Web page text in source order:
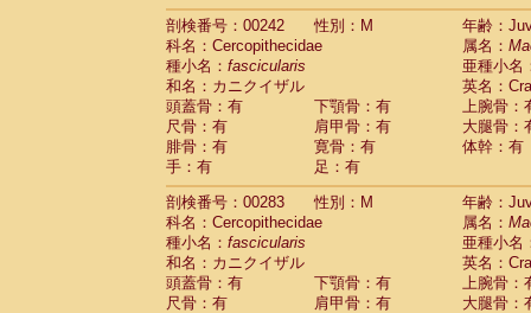
剖検番号：00242
性別：M
年齢：
科名：Cercopithecidae
属名：
種小名： fascicularis
亜種小名
和名：カニクイザル
英名：
頭蓋骨：有
下顎骨：有
上腕骨：
尺骨：有
肩甲骨：有
大腿骨：
腓骨：有
寛骨：有
体幹：有
手：有
足：有
剖検番号：00283
性別：M
年齢：
科名：Cercopithecidae
属名：
種小名： fascicularis
亜種小名
和名：カニクイザル
英名：
頭蓋骨：有
下顎骨：有
上腕骨：
尺骨：有
肩甲骨：有
大腿骨：